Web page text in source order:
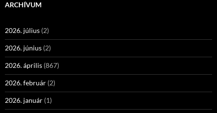
ARCHÍVUM
2026. július (2)
2026. június (2)
2026. április (867)
2026. február (2)
2026. január (1)